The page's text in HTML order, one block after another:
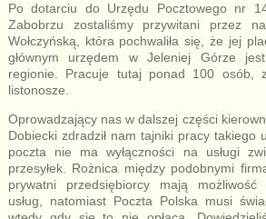
Po dotarciu do Urzędu Pocztowego nr
Zabobrzu zostaliśmy przywitani przez
Wołczyńską, która pochwaliła się, że jej
głównym urzędem w Jeleniej Górze
regionie. Pracuje tutaj ponad 100
listonosze.
Oprowadzający nas w dalszej części
Dobiecki zdradził nam tajniki pracy takiego
poczta nie ma wyłączności na usługi
przesyłek. Rożnica między podobnymi
prywatni przedsiębiorcy mają możliwość
usług, natomiast Poczta Polska musi